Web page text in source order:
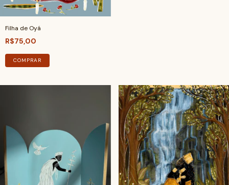
Filha de Oyá
R$75,00
COMPRAR